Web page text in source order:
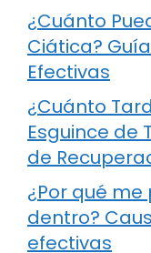
¿Cuánto
Ciática?
Efectivas
¿Cuánto
Esguince de
de
¿Por qué
dentro?
efectivas